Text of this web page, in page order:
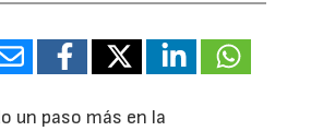
un paso más en la